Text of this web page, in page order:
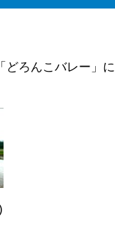
どろんこバレー」に